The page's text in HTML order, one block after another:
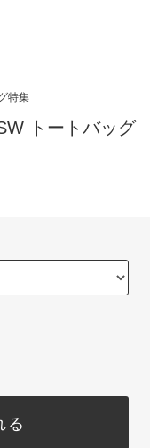
特集
トートバッグ
る